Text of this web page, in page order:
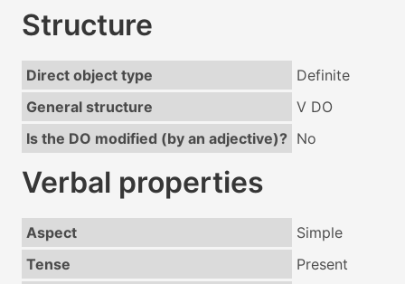
Structure
Direct object type
Definite
General structure
V DO
Is the DO modified (by an adjective)? No
Verbal properties
Aspect
Simple
Tense
Present